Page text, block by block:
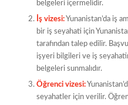
belgeleri içermelidir.
İş vizesi:Yunanistan’da iş
bir iş seyahati için
tarafından talep edilir.
işyeri bilgileri ve iş
belgeleri sunmalıdır.
Öğrenci vizesi:
seyahatler için verilir.